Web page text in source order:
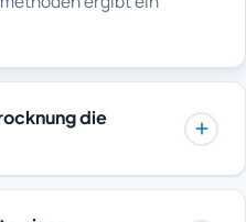
die
einwirkt, desto
und Folgeschäden,